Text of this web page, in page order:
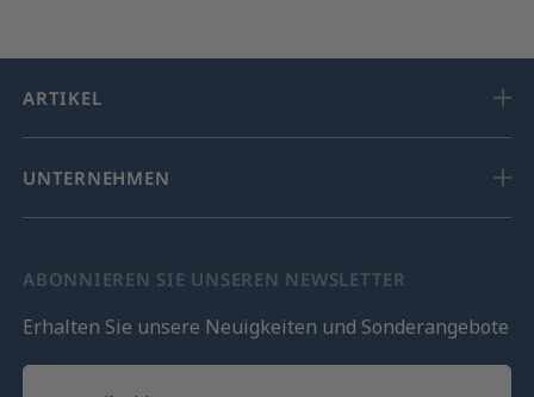
ARTIKEL
UNTERNEHMEN
ABONNIEREN SIE UNSEREN NEWSLETTER
Erhalten Sie unsere Neuigkeiten und Sonderangebote